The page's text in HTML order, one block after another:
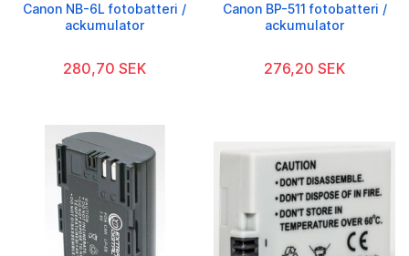
Canon NB-6L fotobatteri /
ackumulator
280,70 SEK
Canon BP-511 fotobatteri /
ackumulator
276,20 SEK